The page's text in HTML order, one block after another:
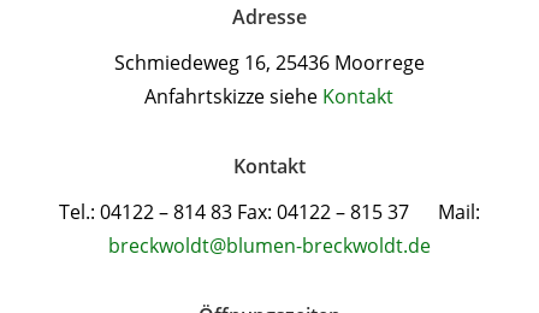
Adresse
Schmiedeweg 16, 25436 Moorrege
Anfahrtskizze siehe Kontakt
Kontakt
Tel.: 04122 – 814 83 Fax: 04122 – 815 37 Mail:
breckwoldt@blumen-breckwoldt.de